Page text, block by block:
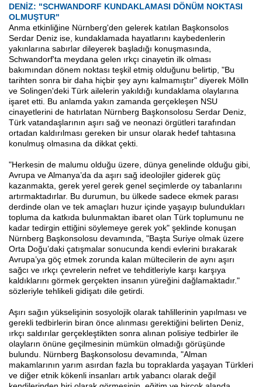
DENİZ: "SCHWANDORF KUNDAKLAMASI DÖNÜM NOKTASI
OLMUŞTUR"
Anma etkinliğine Nürnberg'den gelerek katılan Başkonsolos
Serdar Deniz ise, kundaklamada hayatlarını kaybedenlerin
yakınlarına sabırlar dileyerek başladığı konuşmasında,
Schwandorf'ta meydana gelen ırkçı cinayetin ilk olması
bakımından dönem noktası teşkil etmiş olduğunu belirtip, "Bu
tarihten sonra bir daha hiçbir şey aynı kalmamıştır" diyerek Mölln
ve Solingen'deki Türk ailelerin yakıldığı kundaklama olaylarına
işaret etti. Bu anlamda yakın zamanda gerçekleşen NSU
cinayetlerini de hatırlatan Nürnberg Başkonsolosu Serdar Deniz,
Türk vatandaşlarının aşırı sağ ve neonazi örgütleri tarafından
ortadan kaldırılması gereken bir unsur olarak hedef tahtasına
konulmuş olmasına da dikkat çekti.
"Herkesin de malumu olduğu üzere, dünya genelinde olduğu gibi,
Avrupa ve Almanya’da da aşırı sağ ideolojiler giderek güç
kazanmakta, gerek yerel gerek genel seçimlerde oy tabanlarını
artırmaktadırlar. Bu durumun, bu ülkede sadece ekmek parası
derdinde olan ve tek amaçları huzur içinde yaşayıp bulundukları
topluma da katkıda bulunmaktan ibaret olan Türk toplumunu ne
kadar tedirgin ettiğini söylemeye gerek yok" şeklinde konuşan
Nürnberg Başkonsolosu devamında, "Başta Suriye olmak üzere
Orta Doğu’daki çatışmalar sonucunda kendi evlerini bırakarak
Avrupa’ya göç etmek zorunda kalan mültecilerin de aynı aşırı
sağcı ve ırkçı çevrelerin nefret ve tehditleriyle karşı karşıya
kaldıklarını görmek gerçekten insanın yüreğini dağlamaktadır."
sözleriyle tehlikeli gidişatı dile getirdi.
Aşırı sağın yükselişinin sosyolojik olarak tahlillerinin yapılması ve
gerekli tedbirlerin biran önce alınması gerektiğini belirten Deniz,
ırkçı saldırılar gerçekleştikten sonra alınan polisiye tedbirler ile
olayların önüne geçilmesinin mümkün olmadığı görüşünde
bulundu. Nürnberg Başkonsolosu devamında, "Alman
makamlarının yarım asırdan fazla bu topraklarda yaşayan Türkleri
ve diğer etnik kökenli insanları artık yabancı olarak değil